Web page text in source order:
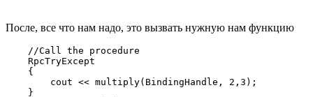
После, все что нам надо, это вызвать нужную нам функцию
    //Call the procedure
    RpcTryExcept
    {
        cout << multiply(BindingHandle, 2,3);
    }